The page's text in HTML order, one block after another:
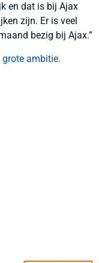
en dat is bij Ajax
zijn. Er is veel
bezig bij Ajax.”
grote ambitie.